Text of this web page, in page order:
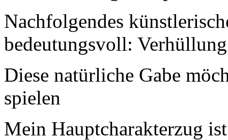
Nachfolgendes
bedeutungsvoll:
Diese natürliche Gabe
spielen
Mein Hauptcharakterzug